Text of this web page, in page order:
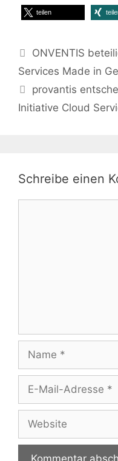
teilen
ONVENTIS
Services Made in
provantis
Initiative Cloud
Schreibe einen
Mail-
Adresse